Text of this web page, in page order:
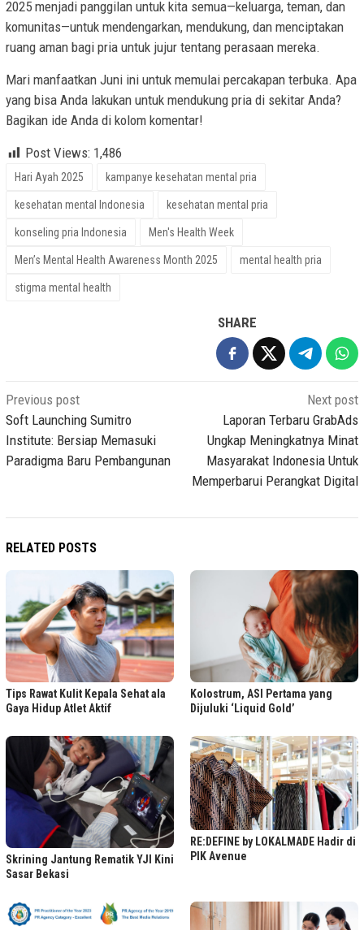
2025 menjadi panggilan untuk kita semua—keluarga, teman, dan
komunitas—untuk mendengarkan, mendukung, dan menciptakan
ruang aman bagi pria untuk jujur tentang perasaan mereka.
Mari manfaatkan Juni ini untuk memulai percakapan terbuka. Apa
yang bisa Anda lakukan untuk mendukung pria di sekitar Anda?
Bagikan ide Anda di kolom komentar!
Post Views: 1,486
Hari Ayah 2025 kampanye kesehatan mental pria
kesehatan mental Indonesia kesehatan mental pria
konseling pria Indonesia Men's Health Week
Men’s Mental Health Awareness Month 2025 mental health pria
stigma mental health
SHARE
Post
navigation
Previous post
Soft Launching Sumitro
Institute: Bersiap Memasuki
Paradigma Baru Pembangunan
Next post
Laporan Terbaru GrabAds
Ungkap Meningkatnya Minat
Masyarakat Indonesia Untuk
Memperbarui Perangkat Digital
RELATED POSTS
Tips Rawat Kulit Kepala Sehat ala
Gaya Hidup Atlet Aktif
Kolostrum, ASI Pertama yang
Dijuluki ‘Liquid Gold’
Skrining Jantung Rematik YJI Kini
Sasar Bekasi
RE:DEFINE by LOKALMADE Hadir di
PIK Avenue